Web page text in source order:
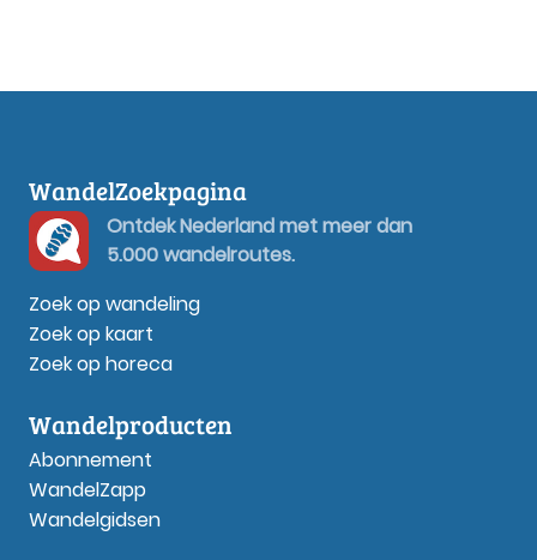
WandelZoekpagina
Ontdek Nederland met meer dan
5.000 wandelroutes.
Zoek op wandeling
Zoek op kaart
Zoek op horeca
Wandelproducten
Abonnement
WandelZapp
Wandelgidsen